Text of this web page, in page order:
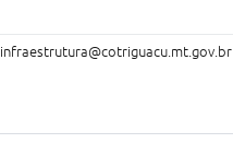
infraestrutura@cotriguacu.mt.gov.br